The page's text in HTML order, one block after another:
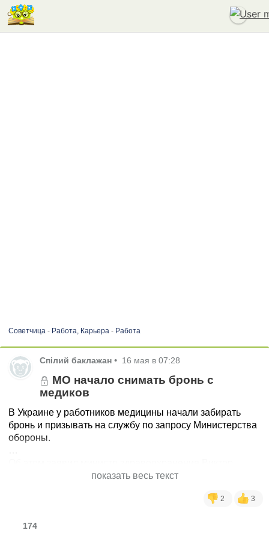
Советчица- Работа, Карьера- Работа
Спілий баклажан • 16 мая в 07:28
МО начало снимать бронь с
медиков
В Украине у работников медицины начали забирать
бронь и призывать на службу по запросу Министерства
обороны.
Ляшко с трибуны в Верховной Раде.
По его словам, в настоящее время Министерство
разбронирование части медицинских работников для
показать весь текст
2 3
174